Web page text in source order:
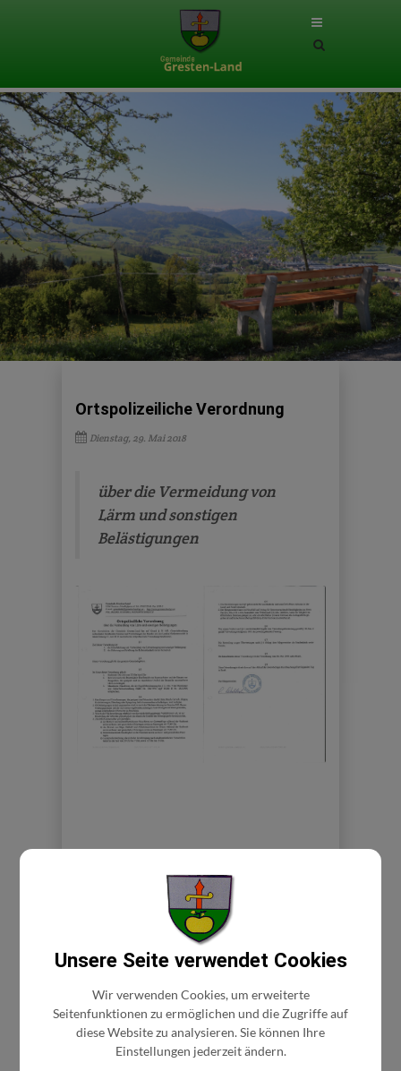
Site
Ortspolizeiliche Verordnung
Dienstag, 29. Mai 2018
über die Vermeidung von
Lärm und sonstigen
Belästigungen
⇐ zurück
Unsere Seite verwendet Cookies
Wir verwenden Cookies, um erweiterte
Seitenfunktionen zu ermöglichen und die Zugriffe auf
diese Website zu analysieren. Sie können Ihre
Einstellungen jederzeit ändern.